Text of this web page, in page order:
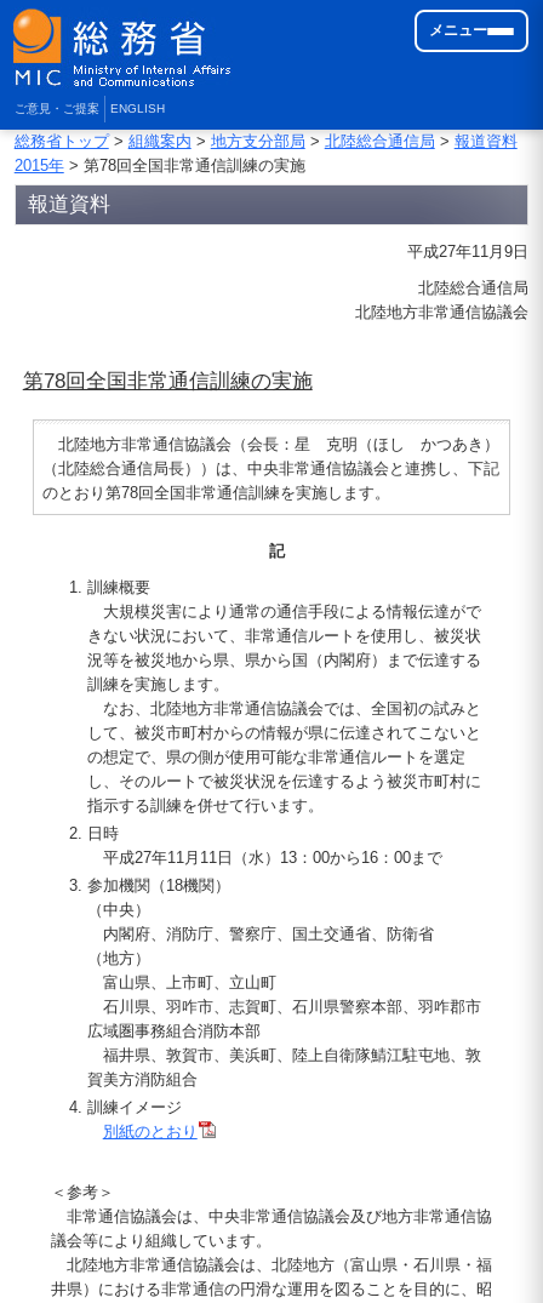
ご意見・ご提案 ENGLISH
メニュー
総務省トップ> 組織案内 > 地方支分部局 > 北陸総合通信局 > 報道資料
2015年> 第78回全国非常通信訓練の実施
報道資料
平成27年11月9日
北陸総合通信局
北陸地方非常通信協議会
第78回全国非常通信訓練の実施
北陸地方非常通信協議会（会長：星 克明（ほし かつあき）
（北陸総合通信局長））は、中央非常通信協議会と連携し、下記
のとおり第78回全国非常通信訓練を実施します。
記
訓練概要
大規模災害により通常の通信手段による情報伝達がで
きない状況において、非常通信ルートを使用し、被災状
況等を被災地から県、県から国（内閣府）まで伝達する
訓練を実施します。
なお、北陸地方非常通信協議会では、全国初の試みと
して、被災市町村からの情報が県に伝達されてこないと
の想定で、県の側が使用可能な非常通信ルートを選定
し、そのルートで被災状況を伝達するよう被災市町村に
指示する訓練を併せて行います。
日時
平成27年11月11日（水）13：00から16：00まで
参加機関（18機関）
（中央）
内閣府、消防庁、警察庁、国土交通省、防衛省
（地方）
富山県、上市町、立山町
石川県、羽咋市、志賀町、石川県警察本部、羽咋郡市
広域圏事務組合消防本部
福井県、敦賀市、美浜町、陸上自衛隊鯖江駐屯地、敦
賀美方消防組合
訓練イメージ
別紙のとおり
＜参考＞
非常通信協議会は、中央非常通信協議会及び地方非常通信協
議会等により組織しています。
北陸地方非常通信協議会は、北陸地方（富山県・石川県・福
井県）における非常通信の円滑な運用を図ることを目的に、昭